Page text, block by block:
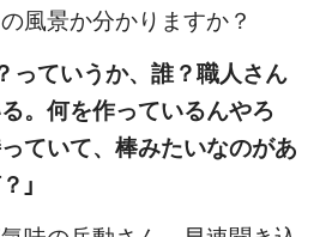
風景か分かりますか？
？っていうか、誰？職人さん
。何を作っているんやろ
ていて、棒みたいなのがあ
」